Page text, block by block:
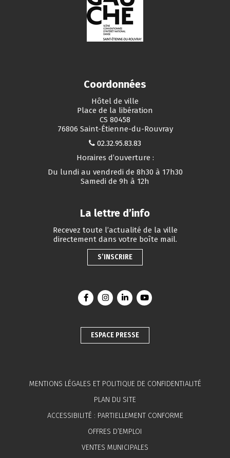
Coordonnées
Hôtel de ville
Place de la libération
CS 80458
76806 Saint-Étienne-du-Rouvray
02.32.95.83.83
Horaires d’ouverture :
Du lundi au vendredi de 8h30 à 17h30
Samedi de 9h à 12h
La lettre d’info
Recevez toute l’actualité de la ville
directement dans votre boîte mail.
S’INSCRIRE
Lien vers le compte Facebook
Lien vers le compte Instagram
Lien vers le compte Linkedin
Lien vers la chaîne
ESPACE PRESSE
MENTIONS LÉGALES ET POLITIQUE DE CONFIDENTIALITÉ
PLAN DU SITE
ACCESSIBILITÉ : PARTIELLEMENT CONFORME
OFFRES D’EMPLOI
VENTES MUNICIPALES